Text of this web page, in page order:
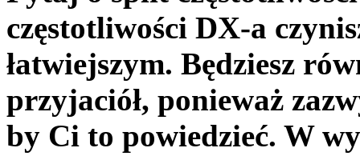
częstotliwości DX-a
łatwiejszym. Będziesz
przyjaciół, ponieważ
by Ci to powiedzieć. W